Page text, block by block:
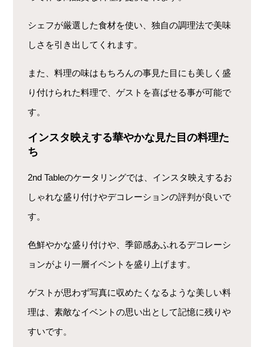
シェフが厳選した食材を使い、独自の調理法で美味
しさを引き出してくれます。
また、料理の味はもちろんの事見た目にも美しく盛
り付けられた料理で、ゲストを喜ばせる事が可能で
す。
インスタ映えする華やかな見た目の料理た
ち
2nd Tableのケータリングでは、インスタ映えするお
しゃれな盛り付けやデコレーションの評判が良いで
す。
色鮮やかな盛り付けや、季節感あふれるデコレーシ
ョンがより一層イベントを盛り上げます。
ゲストが思わず写真に収めたくなるような美しい料
理は、素敵なイベントの思い出として記憶に残りや
すいです。